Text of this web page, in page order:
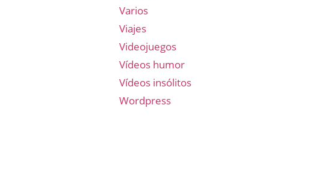
Varios
Viajes
Videojuegos
Vídeos humor
Vídeos insólitos
Wordpress